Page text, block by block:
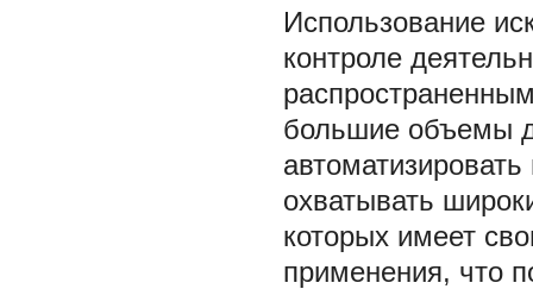
Использование
контроле
большие объемы
охватывать
которых имеет
применения, что